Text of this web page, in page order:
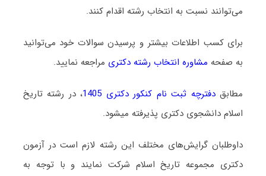
می‌توانند نسبت به انتخاب رشته اقدام کنند.
برای کسب اطلاعات بیشتر و پرسیدن سوالات خود می‌توانید
به صفحه مشاوره انتخاب رشته دکتری مراجعه نمایید.
مطابقدفترچه ثبت نام کنکور دکتری 1405
، در رشته تاریخ
اسلام دانشجوی دکتری پذیرفته میشود.
داوطلبان گرایش‌های مختلف این رشته لازم است در آزمون
دکتری مجموعه ﺗﺎرﻳﺦ اﺳﻼم شرکت نمایند و با توجه به